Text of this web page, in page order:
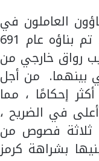
العاملون في
قبة الصخرة في القدس. أحد أقدس المواقع في العالم الإسلامي ، تم بناؤه عام 691
رواق خارجي من
بينهما. من أجل
إحكامًا ، مما
في الضريح ،
ثلاثة فصوص من
بشراهة كرمز